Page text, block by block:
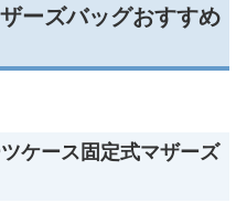
ーズバッグおすすめ
ケース固定式マザーズ